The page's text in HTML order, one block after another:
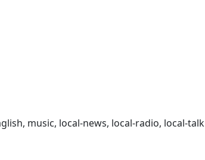
music, local-news, local-radio, local-talk